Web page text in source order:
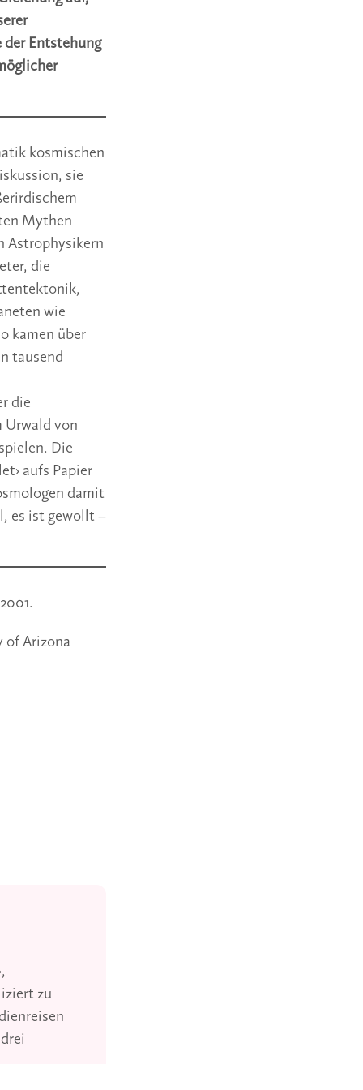
der Entstehung
kosmischen
sie
Mythen
Astrophysikern
die
wie
kamen über
tausend
die
Urwald von
Die
aufs Papier
damit
es ist gewollt –
of Arizona
zu